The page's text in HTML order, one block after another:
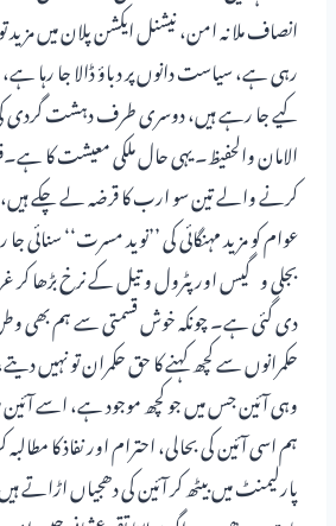
انصاف ملا نہ امن، نیشنل ایکشن پلان میں
رہی ہے، سیاست دانوں پر دباؤ ڈالا جا
کیے جا رہے ہیں، دوسری طرف دہشت
الامان والحفیظ۔ یہی حال ملکی معیشت کا
کرنے والے تین سو ارب کا قرضہ لے چکے
عوام کو مزید مہنگائی کی ’’نوید مسرت‘‘
بجلی و گیس اور پٹرول و تیل کے نرخ بڑھا کر
دی گئی ہے۔ چونکہ خوش قسمتی سے ہم بھی
حکمرانوں سے کچھ کہنے کا حق حکمران تو نہیں
وہی آئین جس میں جو کچھ موجود ہے، اسے آئین
ہم اسی آئین کی بحالی، احترام اور نفاذ کا
پارلیمنٹ میں بیٹھ کر آئین کی دھجیاں اڑاتے